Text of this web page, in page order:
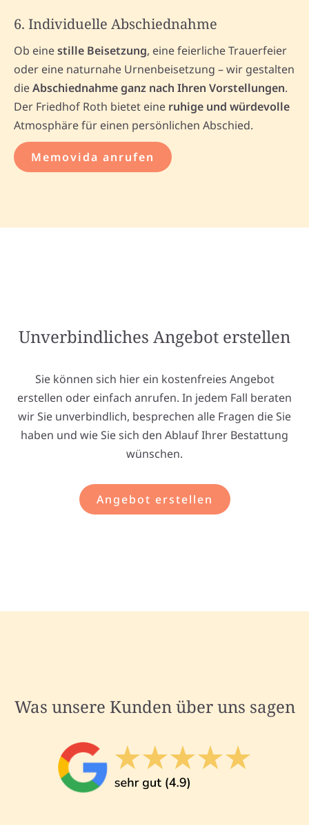
6. Individuelle Abschiednahme
Ob einestille Beisetzung, eine feierliche Trauerfeier
oder eine naturnahe Urnenbeisetzung – wir gestalten
dieAbschiednahme ganz nach Ihren Vorstellungen.
Der Friedhof Roth bietet eine ruhige und würdevolle
Atmosphäre für einen persönlichen Abschied.
Memovida anrufen
Unverbindliches Angebot erstellen
Sie können sich hier ein kostenfreies Angebot
erstellen oder einfach anrufen. In jedem Fall beraten
wir Sie unverbindlich, besprechen alle Fragen die Sie
haben und wie Sie sich den Ablauf Ihrer Bestattung
wünschen.
Angebot erstellen
Was unsere Kunden über uns sagen